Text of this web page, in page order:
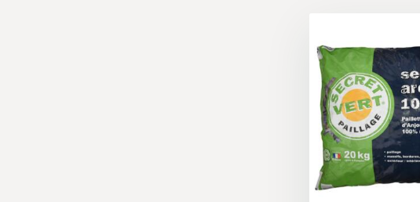
Terreau
fruits.
Terreau
Terreau
Terreau
Supports